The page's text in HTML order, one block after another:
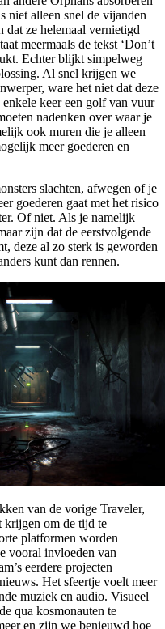
niet alleen snel de vijanden
dat ze helemaal vernietigd
meermaals de tekst ‘Don’t
Echter blijkt simpelweg
Al snel krijgen we
ware het niet dat deze
keer een golf van vuur
nadenken over waar je
ook muren die je alleen
meer goederen en
slachten, afwegen of je
goederen gaat met het risico
Of niet. Als je namelijk
zijn dat de eerstvolgende
deze al zo sterk is geworden
kunt dan rennen.
van de vorige Traveler,
krijgen om de tijd te
platformen worden
vooral invloeden van
eerdere projecten
Het sfeertje voelt meer
muziek en audio. Visueel
qua kosmonauten te
en zijn we benieuwd hoe